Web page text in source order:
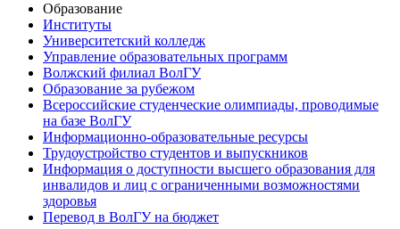
Образование
Институты
Университетский колледж
Управление образовательных программ
Волжский филиал ВолГУ
Образование за рубежом
Всероссийские студенческие олимпиады, проводимые
на базе ВолГУ
Информационно-образовательные ресурсы
Трудоустройство студентов и выпускников
Информация о доступности высшего образования для
инвалидов и лиц с ограниченными возможностями
здоровья
Перевод в ВолГУ на бюджет